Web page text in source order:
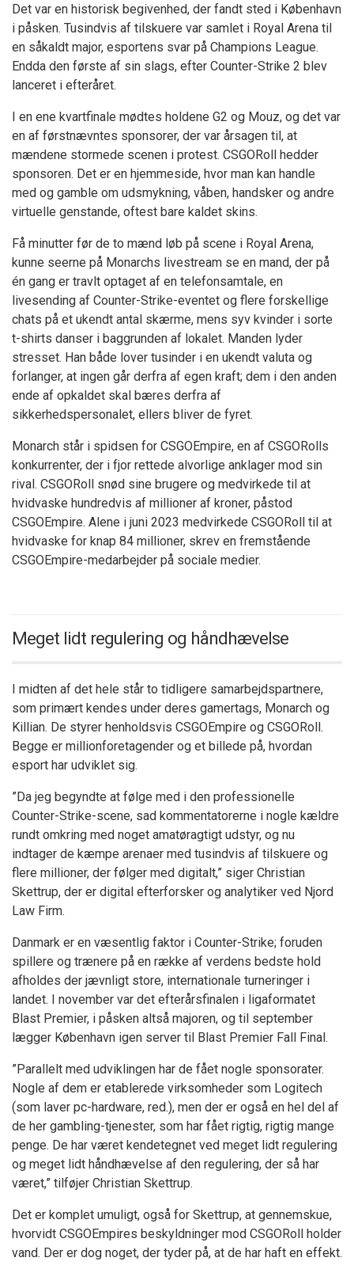
Det var en historisk begivenhed, der fandt sted i København
i påsken. Tusindvis af tilskuere var samlet i Royal Arena til
en såkaldt major, esportens svar på Champions League.
Endda den første af sin slags, efter Counter-Strike 2 blev
lanceret i efteråret.
I en ene kvartfinale mødtes holdene G2 og Mouz, og det var
en af førstnævntes sponsorer, der var årsagen til, at
mændene stormede scenen i protest. CSGORoll hedder
sponsoren. Det er en hjemmeside, hvor man kan handle
med og gamble om udsmykning, våben, handsker og andre
virtuelle genstande, oftest bare kaldet skins.
Få minutter før de to mænd løb på scene i Royal Arena,
kunne seerne på Monarchs livestream se en mand, der på
én gang er travlt optaget af en telefonsamtale, en
livesending af Counter-Strike-eventet og flere forskellige
chats på et ukendt antal skærme, mens syv kvinder i sorte
t-shirts danser i baggrunden af lokalet. Manden lyder
stresset. Han både lover tusinder i en ukendt valuta og
forlanger, at ingen går derfra af egen kraft; dem i den anden
ende af opkaldet skal bæres derfra af
sikkerhedspersonalet, ellers bliver de fyret.
Monarch står i spidsen for CSGOEmpire, en af CSGORolls
konkurrenter, der i fjor rettede alvorlige anklager mod sin
rival. CSGORoll snød sine brugere og medvirkede til at
hvidvaske hundredvis af millioner af kroner, påstod
CSGOEmpire. Alene i juni 2023 medvirkede CSGORoll til at
hvidvaske for knap 84 millioner, skrev en fremstående
CSGOEmpire-medarbejder på sociale medier.
Meget lidt regulering og håndhævelse
I midten af det hele står to tidligere samarbejdspartnere,
som primært kendes under deres gamertags, Monarch og
Killian. De styrer henholdsvis CSGOEmpire og CSGORoll.
Begge er millionforetagender og et billede på, hvordan
esport har udviklet sig.
”Da jeg begyndte at følge med i den professionelle
Counter-Strike-scene, sad kommentatorerne i nogle kældre
rundt omkring med noget amatøragtigt udstyr, og nu
indtager de kæmpe arenaer med tusindvis af tilskuere og
flere millioner, der følger med digitalt,” siger Christian
Skettrup, der er digital efterforsker og analytiker ved Njord
Law Firm.
Danmark er en væsentlig faktor i Counter-Strike; foruden
spillere og trænere på en række af verdens bedste hold
afholdes der jævnligt store, internationale turneringer i
landet. I november var det efterårsfinalen i ligaformatet
Blast Premier, i påsken altså majoren, og til september
lægger København igen server til Blast Premier Fall Final.
”Parallelt med udviklingen har de fået nogle sponsorater.
Nogle af dem er etablerede virksomheder som Logitech
(som laver pc-hardware, red.), men der er også en hel del af
de her gambling-tjenester, som har fået rigtig, rigtig mange
penge. De har været kendetegnet ved meget lidt regulering
og meget lidt håndhævelse af den regulering, der så har
været,” tilføjer Christian Skettrup.
Det er komplet umuligt, også for Skettrup, at gennemskue,
hvorvidt CSGOEmpires beskyldninger mod CSGORoll holder
vand. Der er dog noget, der tyder på, at de har haft en effekt.